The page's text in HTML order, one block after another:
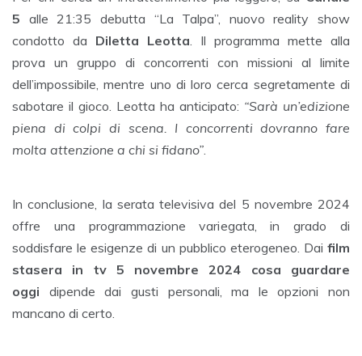
5 alle 21:35 debutta “La Talpa”, nuovo reality show
condotto da Diletta Leotta . Il programma mette alla
prova un gruppo di concorrenti con missioni al limite
dell’impossibile, mentre uno di loro cerca segretamente di
sabotare il gioco. Leotta ha anticipato: “Sarà un’edizione
piena di colpi di scena. I concorrenti dovranno fare
molta attenzione a chi si fidano”
In conclusione, la serata televisiva del 5 novembre 2024
offre una programmazione variegata, in grado di
soddisfare le esigenze di un pubblico eterogeneo. Dai film
stasera in tv 5 novembre 2024 cosa guardare
oggi dipende dai gusti personali, ma le opzioni non
mancano di certo.